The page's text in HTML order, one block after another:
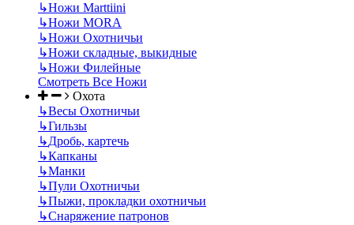
↳Ножи Marttiini
↳Ножи MORA
↳Ножи Охотничьи
↳Ножи складные, выкидные
↳Ножи Филейные
Смотреть Все Ножи
Охота
↳Весы Охотничьи
↳Гильзы
↳Дробь, картечь
↳Капканы
↳Манки
↳Пули Охотничьи
↳Пыжи, прокладки охотничьи
↳Снаряжение патронов